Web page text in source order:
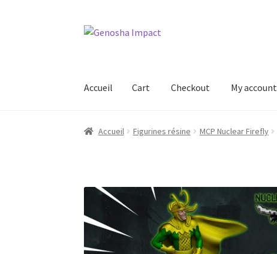
Aller
Aller
Accueil Cart Checkout My account
Accueil Cart Checkout My account Shop Wishlist
Accueil Figurines résine MCP Nuclear Firefly